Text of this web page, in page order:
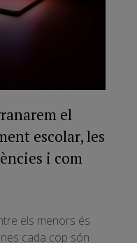
el
escolar, les
i com
els menors és
cada cop són